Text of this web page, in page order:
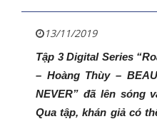
13/11/2019
Tập 3 Digital Series
– Hoàng Thùy –
NEVER” đã lên sóng
Qua tập, khán giả có